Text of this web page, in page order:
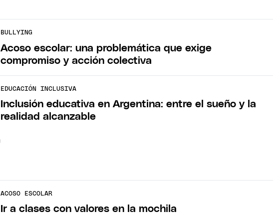
BULLYING
Acoso escolar: una problemática que exige
compromiso y acción colectiva
EDUCACIÓN INCLUSIVA
Inclusión educativa en Argentina: entre el sueño y la
realidad alcanzable
ACOSO ESCOLAR
Ir a clases con valores en la mochila